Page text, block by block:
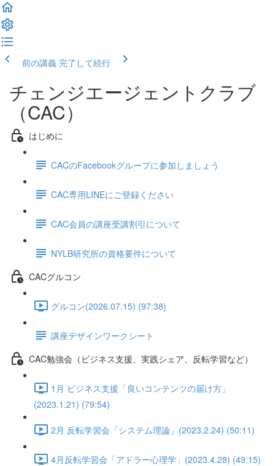
前の講義 完了して続行
チェンジエージェントクラブ
（CAC）
はじめに
CACのFacebookグループに参加しましょう
CAC専用LINEにご登録ください
CAC会員の講座受講割引について
NYLB研究所の資格要件について
CACグルコン
グルコン(2026.07.15) (97:38)
講座デザインワークシート
CAC勉強会（ビジネス支援、実践シェア、反転学習など）
1月 ビジネス支援「良いコンテンツの届け方」
(2023.1.21) (79:54)
2月 反転学習会「システム理論」(2023.2.24) (50:11)
4月反転学習会「アドラー心理学」(2023.4.28) (49:15)